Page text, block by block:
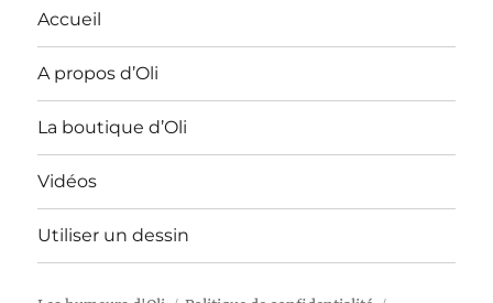
Accueil
A propos d’Oli
La boutique d’Oli
Vidéos
Utiliser un dessin